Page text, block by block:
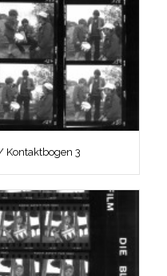
Kontaktbogen 3